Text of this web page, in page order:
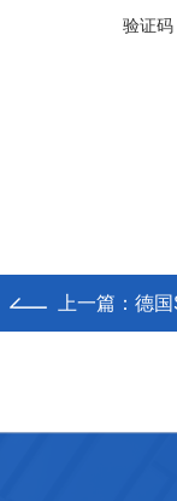
验证码
上一篇： 德